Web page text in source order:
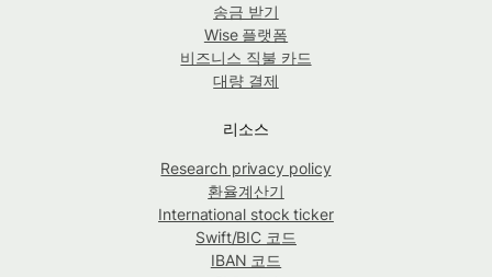
송금 받기
Wise 플랫폼
비즈니스 직불 카드
대량 결제
리소스
Research privacy policy
환율계산기
International stock ticker
Swift/BIC 코드
IBAN 코드